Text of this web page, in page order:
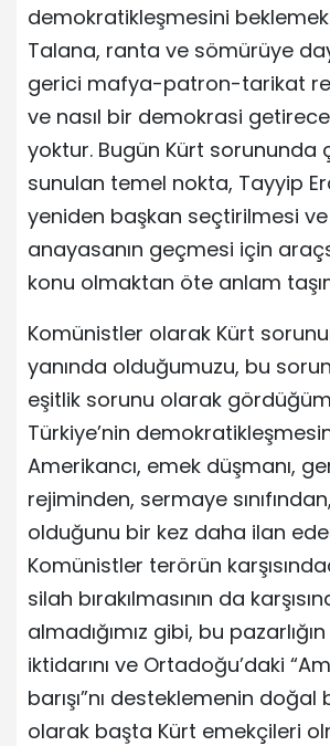
demokratikleşmesini
Talana, ranta ve sömürüye
gerici mafya-patron-tarikat
ve nasıl bir demokrasi
yoktur. Bugün Kürt sorununda
sunulan temel nokta, Tayyip
yeniden başkan seçtirilmesi
anayasanın geçmesi için
konu olmaktan öte anlam
Komünistler olarak Kürt
yanında olduğumuzu, bu
eşitlik sorunu olarak
Türkiye’nin
Amerikancı, emek düşmanı,
rejiminden, sermaye
olduğunu bir kez daha ilan
Komünistler terörün
silah bırakılmasının da
almadığımız gibi, bu
iktidarını ve Ortadoğu’daki
barışı”nı desteklemenin
olarak başta Kürt emekçileri